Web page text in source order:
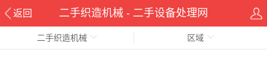
返回 二手织造机械 - 二手设备处理网
二手织造机械 区域